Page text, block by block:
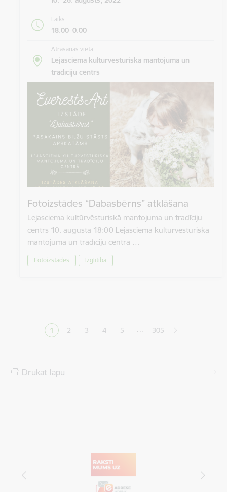
Laiks
18.00–0.00
Atrašanās vieta
Lejasciema kultūrvēsturiskā mantojuma un
tradīciju centrs
Fotoizstādes “Dabasbērns” atklāšana
Lejasciema kultūrvēsturiskā mantojuma un tradīciju
centrs 10. augustā 18:00 Lejasciema kultūrvēsturiskā
mantojuma un tradīciju centrā …
Fotoizstādes Izglītība
Pašreizējā lapa
1 Lapa
2 Lapa
3 Lapa
4 Lapa
5 … 305
Drukāt lapu